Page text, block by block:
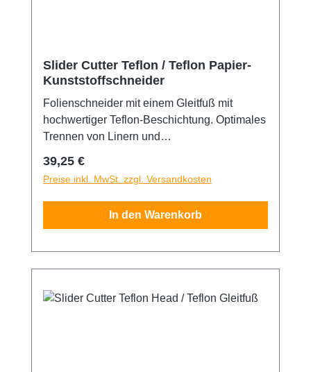
Slider Cutter Teflon / Teflon Papier-
Kunststoffschneider
Folienschneider mit einem Gleitfuß mit
hochwertiger Teflon-Beschichtung. Optimales
Trennen von Linern und
Gleiteigenschaften durch Teflonbeschichtung.
Kein Anhaften an offenen Klebeschichten.
Schneidet zuverlässig und präzise durch alle
Regulärer Preis:
39,25 €
Preise inkl. MwSt. zzgl. Versandkosten
In den Warenkorb